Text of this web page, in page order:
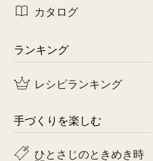
カタログ
ランキング
レシピランキング
手づくりを楽しむ
ひとさじのときめき時